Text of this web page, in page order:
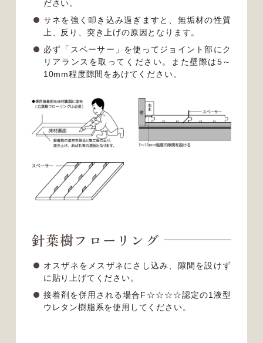
ださい。
サネを強く叩き込み過ぎますと、無垢材の性質
上、反り、突き上げの原因となります。
必ず「スペーサー」を使ってジョイント部にク
リアランスを取ってください。また壁際は5～
10mm程度隙間をあけてください。
針葉樹フローリング
オスザネをメスザネにさし込み、隙間を設けず
に貼り上げてください。
接着剤を併用される場合F☆☆☆☆認定の1液型
ウレタン樹脂系を使用してください。